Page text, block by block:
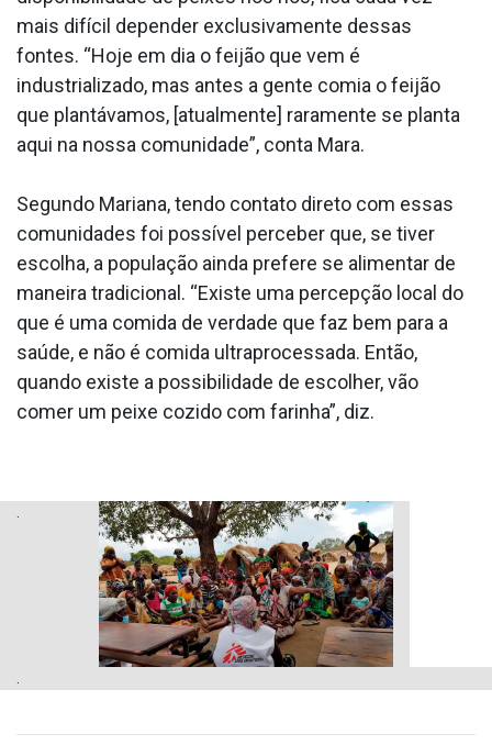
mais difícil depender exclusivamente dessas
fontes. “Hoje em dia o feijão que vem é
industrializado, mas antes a gente comia o feijão
que plantávamos, [atualmente] raramente se planta
aqui na nossa comunidade”, conta Mara.
Segundo Mariana, tendo contato direto com essas
comunidades foi possível perceber que, se tiver
escolha, a população ainda prefere se alimentar de
maneira tradicional. “Existe uma percepção local do
que é uma comida de verdade que faz bem para a
saúde, e não é comida ultraprocessada. Então,
quando existe a possibilidade de escolher, vão
comer um peixe cozido com farinha”, diz.